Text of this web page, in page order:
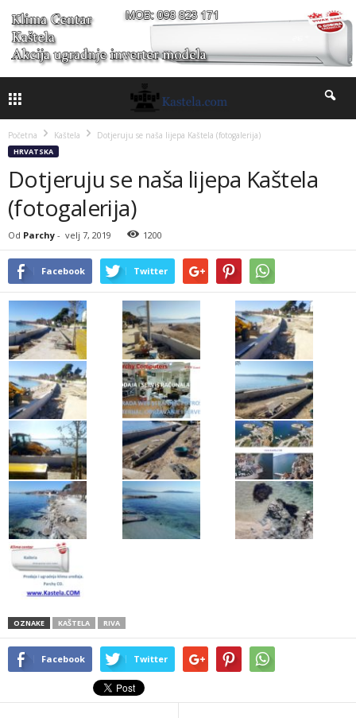
Početna Kaštela Dotjeruju se naša lijepa Kaštela (fotogalerija)
HRVATSKA
Dotjeruju se naša lijepa Kaštela
(fotogalerija)
Od Parchy - velj 7, 2019 1200
Facebook Twitter
OZNAKE KAŠTELA RIVA
Facebook Twitter